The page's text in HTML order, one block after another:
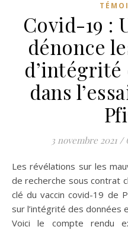
Covid-19 :
dénonce
d’intégrité
dans
3 novembre 2021 /
Les révélations sur les mauvaises pratiques d’une société
de recherche sous contrat
clé du vaccin covid-19 de
sur l’intégrité des données
Voici le compte rendu